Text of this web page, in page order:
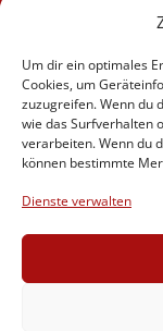
Um dir ein optimales
Cookies, um
zuzugreifen. Wenn du
wie das Surfverhalten
verarbeiten. Wenn du
können bestimmte
Dienste verwalten
Fahrlehrer
Fahrschule
Motorrad
News
Videos